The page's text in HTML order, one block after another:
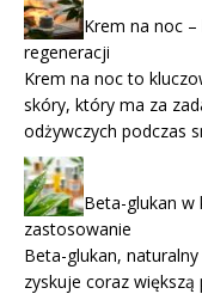
Krem na noc
regeneracji
Krem na noc to
skóry, który ma za
odżywczych podczas
Beta-glukan w
zastosowanie
Beta-glukan,
zyskuje coraz